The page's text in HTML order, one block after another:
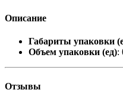
Описание
Габариты упаковки
Объем упаковки (ед):
Отзывы